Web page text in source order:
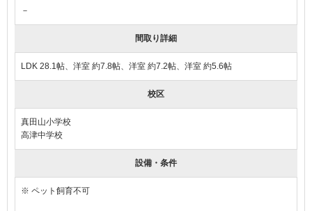
－
間取り詳細
LDK 28.1帖、洋室 約7.8帖、洋室 約7.2帖、洋室 約5.6帖
校区
真田山小学校
高津中学校
設備・条件
※ ペット飼育不可